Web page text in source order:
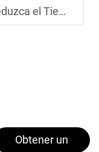
y Bajo Consumo de Combustible
Obtener un